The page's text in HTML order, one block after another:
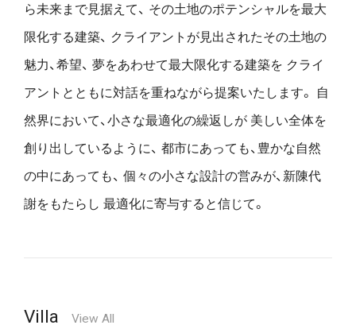
ら未来まで見据えて、 その土地のポテンシャルを最大
限化する建築、 クライアントが見出されたその土地の
魅力、希望、 夢をあわせて最大限化する建築を クライ
アントとともに対話を重ねながら提案いたします。
自
然界において、小さな最適化の繰返しが 美しい全体を
創り出しているように、 都市にあっても、豊かな自然
の中にあっても、 個々の小さな設計の営みが、新陳代
謝をもたらし 最適化に寄与すると信じて。
Villa View All